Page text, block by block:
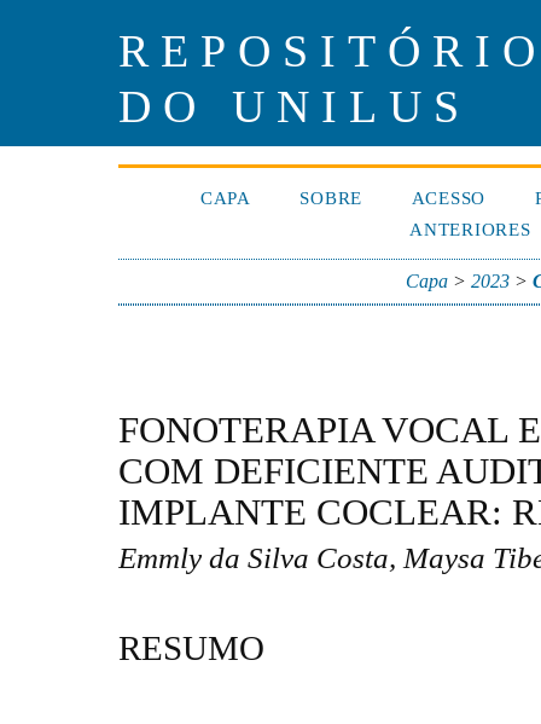
DO UNILUS
CAPA SOBRE ACESSO
ANTERIORES
Capa> 2023>
FONOTERAPIA VOCAL
COM DEFICIENTE
IMPLANTE COCLEAR:
Emmly da Silva Costa, Maysa
RESUMO